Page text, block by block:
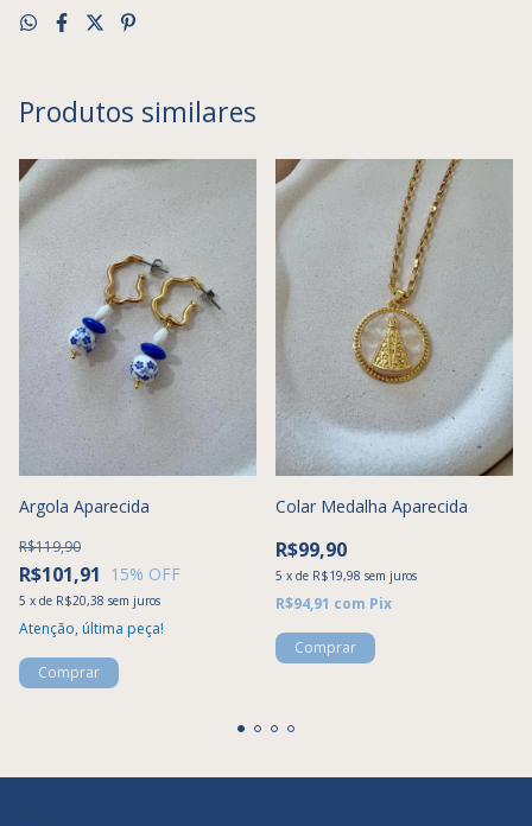
Produtos similares
Argola Aparecida
R$101,91
R$119,90
15% OFF
5 x de R$20,38 sem juros
Atenção, última peça!
Colar Medalha Aparecida
R$99,90
5 x de R$19,98 sem juros
R$94,91 com Pix